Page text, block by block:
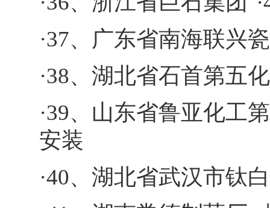
·37、广东省南海联兴
·38、湖北省石首第五
·39、山东省鲁亚化工
安装
·40、湖北省武汉市钛